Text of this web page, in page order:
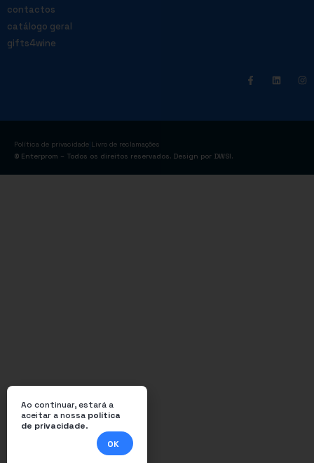
contactos
catálogo geral
gifts4wine
Política de privacidade Livro de reclamações
© Enterprom – Todos os direitos reservados. Design por DWSI.
Ao continuar, estará a
aceitar a nossa política
de privacidade.
OK